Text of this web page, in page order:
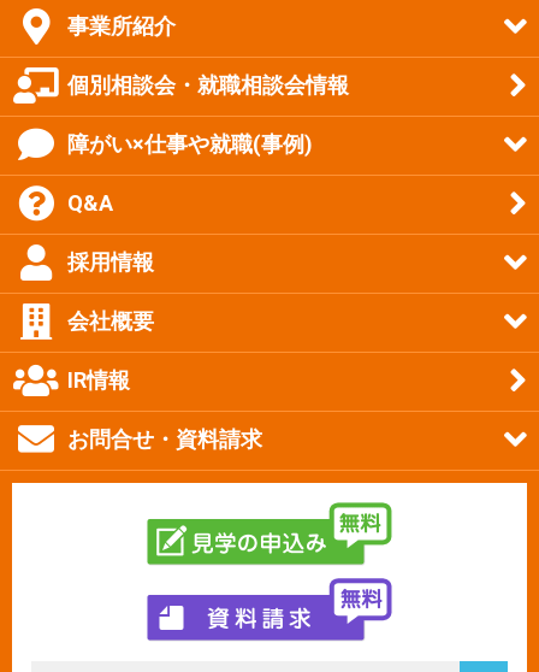
事業所紹介
個別相談会・就職相談会情報
障がい×仕事や就職(事例)
Q&A
採用情報
会社概要
IR情報
お問合せ・資料請求